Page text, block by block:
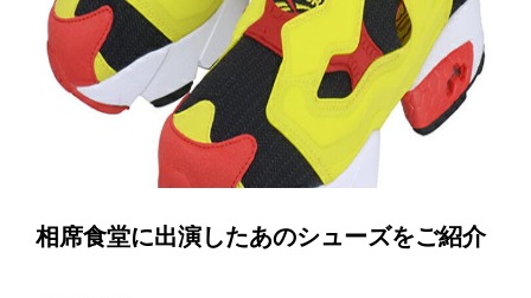
相席食堂に出演したあのシューズをご紹介